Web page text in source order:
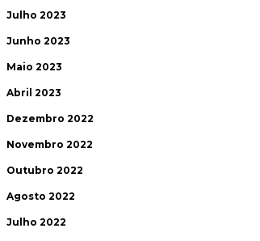
Julho 2023
Junho 2023
Maio 2023
Abril 2023
Dezembro 2022
Novembro 2022
Outubro 2022
Agosto 2022
Julho 2022